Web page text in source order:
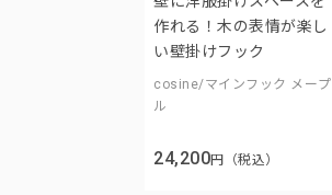
作れる！木の表情が楽し
い壁掛けフック
cosine/マインフック メープ
ル
24,200円（税込）